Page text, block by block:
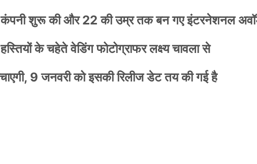
शुरू की और 22 की उम्र तक बन गए इंटरनेशनल
के चहेते वेडिंग फोटोग्राफर लक्ष्य चावला से
9 जनवरी को इसकी रिलीज डेट तय की गई है